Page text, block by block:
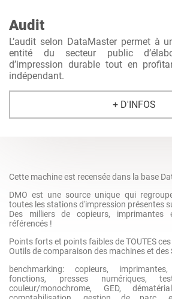
Audit
L’audit selon DataMaster permet à
entité du secteur public
d’impression durable tout en
indépendant.
+ D'INFOS
Cette machine est recensée dans la base
DMO est une source unique qui
toutes les stations d'impression présentes
Des milliers de copieurs, imprimantes
référencés !
Points forts et points faibles de TOUTES
Outils de comparaison des machines et des
benchmarking: copieurs,
fonctions, presses numériques,
couleur/monochrome, GED,